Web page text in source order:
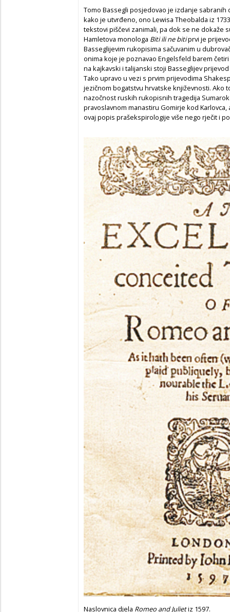
Tomo Bassegli posjedovao je izdanje
kako je utvrđeno, ono Lewisa Theobalda iz
tekstovi piščevi zanimali, pa dok se ne dokaže
Hamletova monologa Biti ili ne bitiprvi je
Basseglijevim rukopisima sačuvanim u
onima koje je poznavao Engelsfeld barem
na kajkavski i talijanski stoji Basseglijev
Tako upravo u vezi s prvim prijevodima
jezičnom bogatstvu hrvatske književnosti. Ako
nazočnost ruskih rukopisnih tragedija
pravoslavnom manastiru Gomirje kod
ovaj popis prašekspirologije više nego rječit i
Naslovnica djela Romeo and Julietiz 1597.